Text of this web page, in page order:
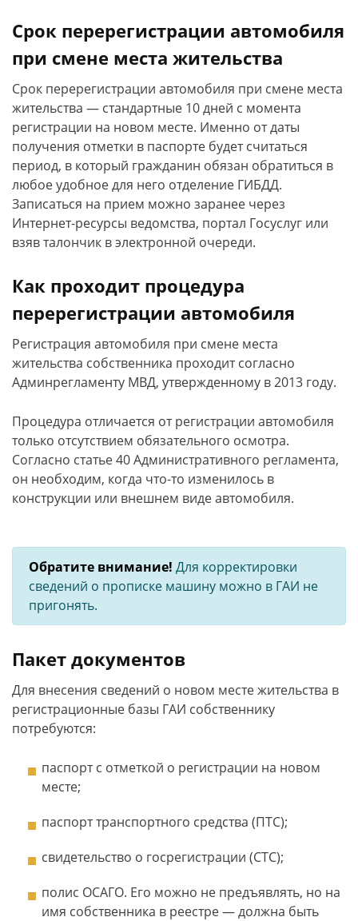
Срок перерегистрации автомобиля
при смене места жительства
Срок перерегистрации автомобиля при смене места
жительства — стандартные 10 дней с момента
регистрации на новом месте. Именно от даты
получения отметки в паспорте будет считаться
период, в который гражданин обязан обратиться в
любое удобное для него отделение ГИБДД.
Записаться на прием можно заранее через
Интернет-ресурсы ведомства, портал Госуслуг или
взяв талончик в электронной очереди.
Как проходит процедура
перерегистрации автомобиля
Регистрация автомобиля при смене места
жительства собственника проходит согласно
Админрегламенту МВД, утвержденному в 2013 году.
Процедура отличается от регистрации автомобиля
только отсутствием обязательного осмотра.
Согласно статье 40 Административного регламента,
он необходим, когда что-то изменилось в
конструкции или внешнем виде автомобиля.
Обратите внимание! Для корректировки
сведений о прописке машину можно в ГАИ не
пригонять.
Пакет документов
Для внесения сведений о новом месте жительства в
регистрационные базы ГАИ собственнику
потребуются:
паспорт с отметкой о регистрации на новом
месте;
паспорт транспортного средства (ПТС);
свидетельство о госрегистрации (СТС);
полис ОСАГО. Его можно не предъявлять, но на
имя собственника в реестре — должна быть